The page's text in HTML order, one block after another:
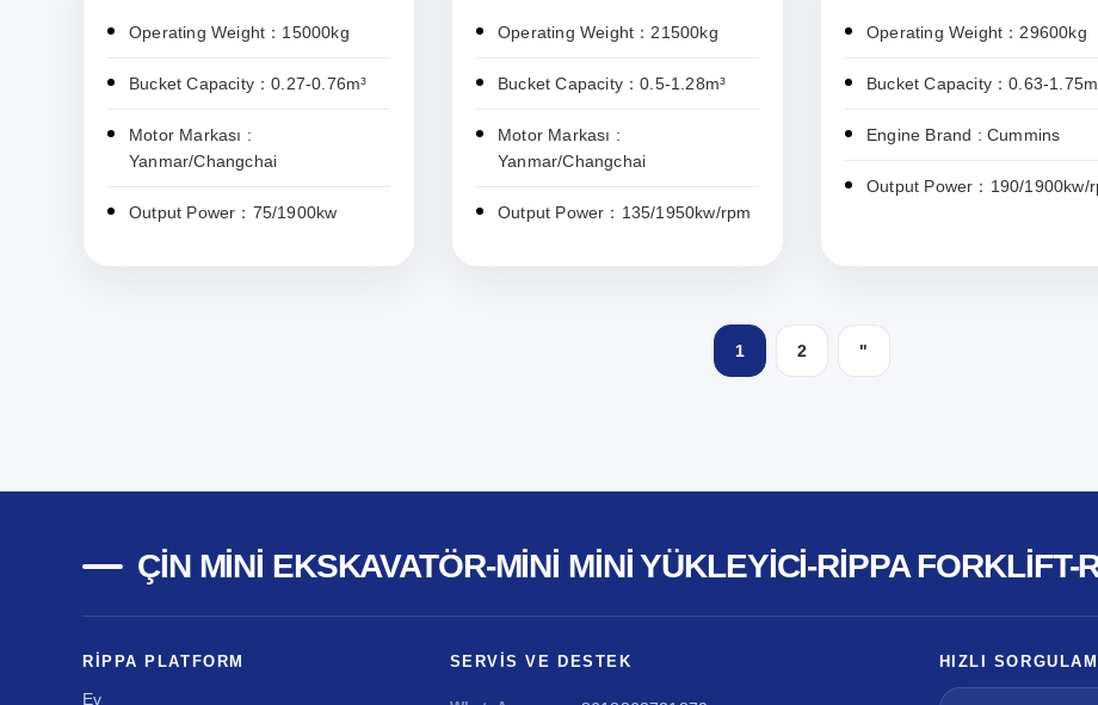
Operating Weight：15000kg
Bucket Capacity：0.27-0.76m³
Motor Markası :
Yanmar/Changchai
Output Power：75/1900kw
Operating Weight：21500kg
Bucket Capacity：0.5-1.28m³
Motor Markası :
Yanmar/Changchai
Output Power：135/1950kw/rpm
Operating Weight：29600kg
Bucket Capacity：0.63-
Engine Brand : Cummins
Output Power：190/1900kw/
1 2 "
ÇIN MINI EKSKAVATÖR-MINI MINI YÜKLEYICI-RIPPA FORKLIFT-
RIPPA PLATFORM
Ev
SERVIS VE DESTEK HIZLI